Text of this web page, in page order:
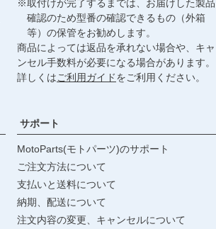
※取付けが完了するまでは、お届けした製品
確認のため型番の確認できるもの（外箱
等）の保管をお勧めします。
商品によっては返品を承れない場合や、キャ
ンセル手数料が必要になる場合があります。
詳しくはご利用ガイドをご利用ください。
サポート
MotoParts(モトパーツ)のサポート
ご注文方法について
支払いと送料について
納期、配送について
注文内容の変更、キャンセルについて